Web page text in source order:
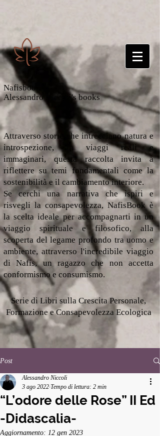
Nafisbook
Alessandro Niccoli's books
Attraverso storie che intrecciano natura e
introspezione, in viaggi reali e
immaginari, questa raccolta invita a
riflettere su temi fondamentali come la
sostenibilità e il cambiamento interiore.
Se cerchi una narrativa che ispiri e
risvegli la consapevolezza, NafisBook è
la scelta ideale per accompagnarti in un
viaggio spirituale e filosofico, alla
scoperta del legame profondo tra uomo e
ambiente, attraverso l'incredibile viaggio
di Nafis, un ragazzo che non accetta
conformismo e consumismo.
Serie di Libri sulla Crescita Personale,
Formazione e Consapevolezza Ecologica
Post
“L’odore delle Rose” II Ed
-Didascalia-
Alessandro Niccoli
3 ago 2022 Tempo di lettura: 2 min
Aggiornamento: 12 gen 2023